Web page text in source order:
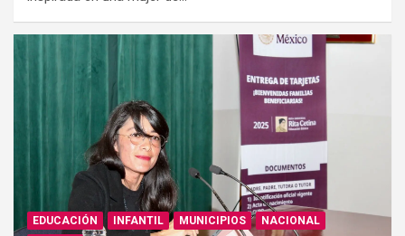
EDUCACIÓN INFANTIL MUNICIPIOS
NACIONAL